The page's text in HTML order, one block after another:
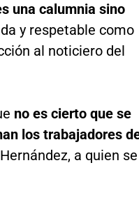
una calumnia sino
y respetable como
al noticiero del
no es cierto que se
los trabajadores
a quien se